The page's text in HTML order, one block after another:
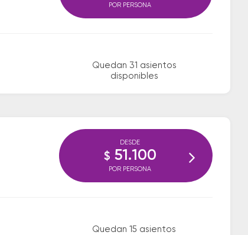
Quedan 31 asientos
disponibles
POR PERSONA
Quedan 15 asientos
DESDE
$ 51.100
POR PERSONA